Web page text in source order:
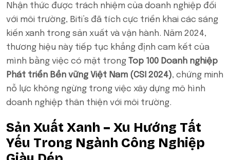
Nhận thức được trách nhiệm của doanh nghiệp đối
với môi trường, Biti’s đã tích cực triển khai các sáng
kiến xanh trong sản xuất và vận hành. Năm 2024,
thương hiệu này tiếp tục khẳng định cam kết của
mình bằng việc có mặt trong Top 100 Doanh nghiệp
Phát triển Bền vững Việt Nam (CSI 2024), chứng minh
nỗ lực không ngừng trong việc xây dựng mô hình
doanh nghiệp thân thiện với môi trường.
Sản Xuất Xanh – Xu Hướng Tất
Yếu Trong Ngành Công Nghiệp